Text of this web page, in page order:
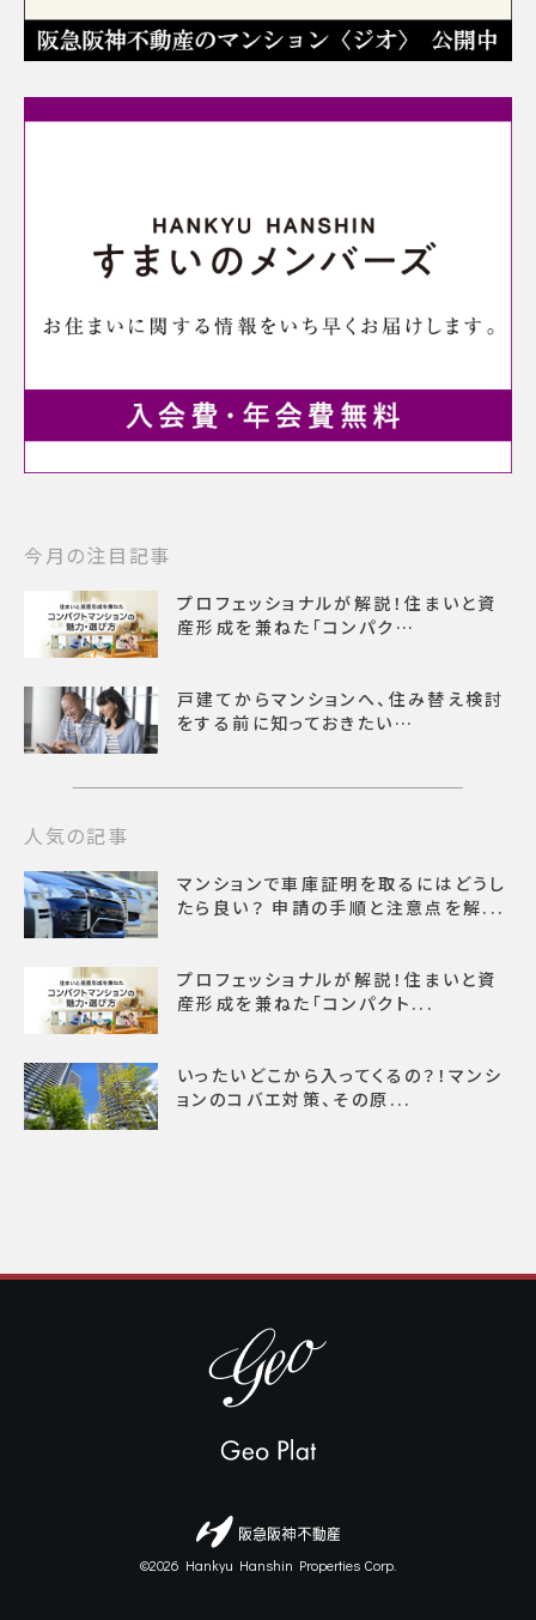
今月の注目記事
プロフェッショナルが解説！住まいと資
産形成を兼ねた「コンパク…
戸建てからマンションへ、住み替え検討
をする前に知っておきたい…
人気の記事
マンションで車庫証明を取るにはどうし
たら良い？ 申請の手順と注意点を解...
プロフェッショナルが解説！住まいと資
産形成を兼ねた「コンパクト...
いったいどこから入ってくるの？！マンシ
ョンのコバエ対策、その原...
©2026 Hankyu Hanshin Properties Corp.